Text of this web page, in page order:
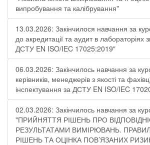
випробування та калібрування"
13.03.2026: Закінчилося навчання за
до акредитації та аудит в лабораторіях
ДСТУ EN ISO/IEC 17025:2019"
06.03.2026: Закінчилось навчання за
керівників, менеджерів з якості та
інспектування за ДСТУ EN ISO/IEC
02.03.2026: Закінчилось навчання за
"ПРИЙНЯТТЯ РІШЕНЬ ПРО
РЕЗУЛЬТАТАМИ ВИМІРЮВАНЬ.
РІШЕНЬ ТА ОЦІНКА ПОВ’ЯЗАНИХ